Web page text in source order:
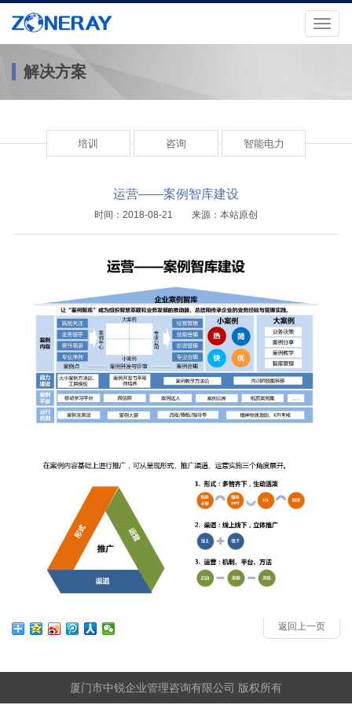
解决方案
培训 咨询 智能电力
运营——案例智库建设
时间：2018-08-21 来源：本站原创
返回上一页
厦门市中锐企业管理咨询有限公司 版权所有